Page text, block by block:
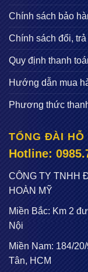
Chính sách bảo
Chính sách đổi, trả
Quy định thanh
Hướng dẫn mua
Phương thức
TỔNG ĐÀI HỖ
Hotline:
CÔNG TY TNHH
HOÀN MỸ
Miền Bắc: Km 2
Nội
Miền Nam: 184/
Tân, HCM